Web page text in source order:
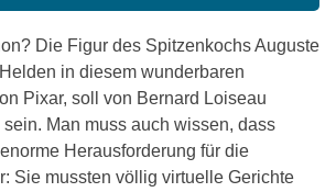
Die Figur des Spitzenkochs Auguste
in diesem wunderbaren
Pixar, soll von Bernard Loiseau
Man muss auch wissen, dass
Herausforderung für die
Sie mussten völlig virtuelle Gerichte